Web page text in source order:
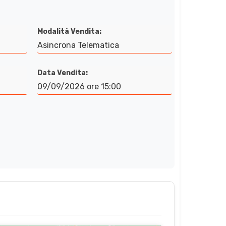
Modalità Vendita:
Asincrona Telematica
Data Vendita:
09/09/2026 ore 15:00